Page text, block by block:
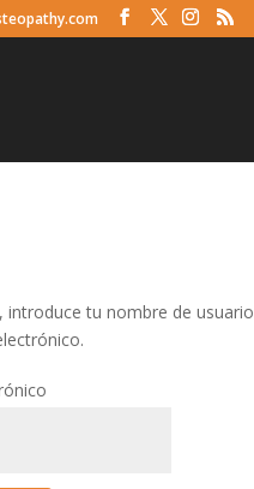
tu nombre de